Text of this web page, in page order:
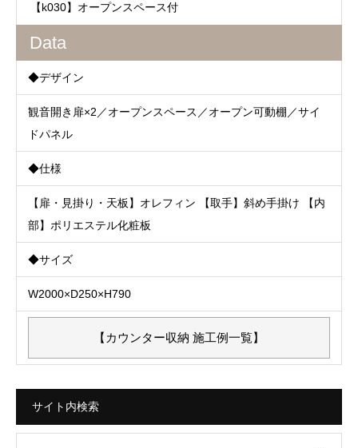
【k030】オープンスペース付
Data
◆デザイン
観音開き扉×2／オープンスペース／オープン可動棚／サイ
ドパネル
◆仕様
【扉・見掛り・天板】オレフィン 【取手】斜め手掛け 【内
部】ポリエステル化粧板
◆サイズ
W2000×D250×H790
【カウンター収納 施工例一覧】
サイト内検索